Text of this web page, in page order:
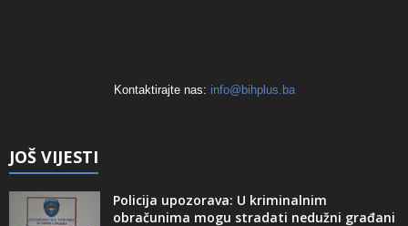
Kontaktirajte nas: info@bihplus.ba
JOŠ VIJESTI
Policija upozorava: U kriminalnim
obračunima mogu stradati nedužni građani